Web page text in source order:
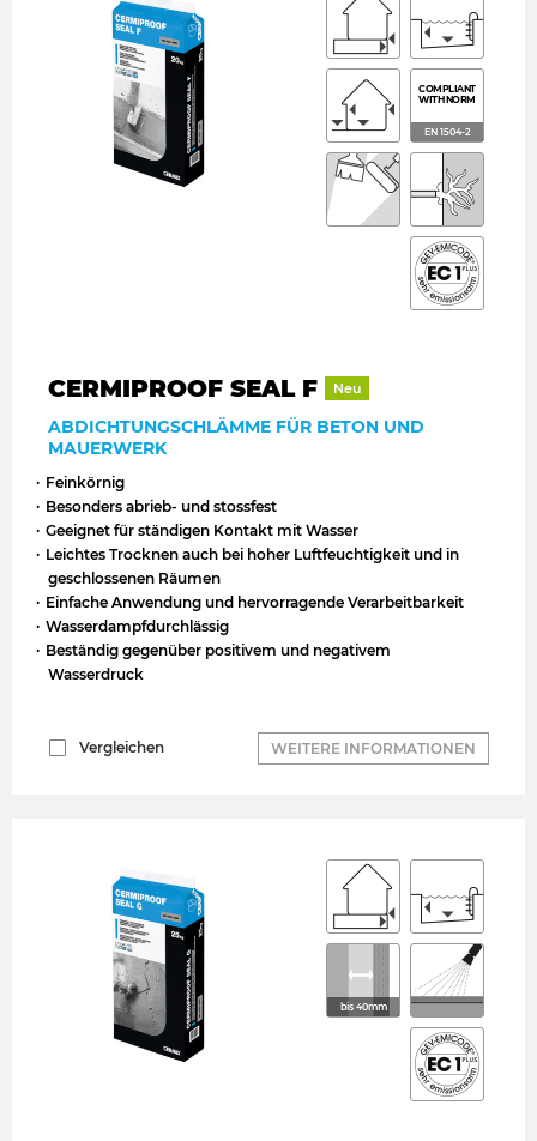
CERMIPROOF SEAL F Neu
ABDICHTUNGSCHLÄMME FÜR BETON UND
MAUERWERK
Feinkörnig
Besonders abrieb- und stossfest
Geeignet für ständigen Kontakt mit Wasser
Leichtes Trocknen auch bei hoher Luftfeuchtigkeit und in
geschlossenen Räumen
Einfache Anwendung und hervorragende Verarbeitbarkeit
Wasserdampfdurchlässig
Beständig gegenüber positivem und negativem
Wasserdruck
COMPLIANT
WITH NORM
EN 1504-2
WEITERE INFORMATIONEN
Vergleichen
bis 40mm